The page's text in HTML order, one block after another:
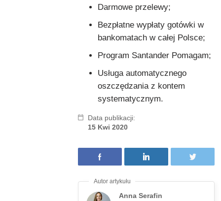
Darmowe przelewy;
Bezpłatne wypłaty gotówki w
bankomatach w całej Polsce;
Program Santander Pomagam;
Usługa automatycznego
oszczędzania z kontem
systematycznym.
Data publikacji:
15 Kwi 2020
Anna Serafin